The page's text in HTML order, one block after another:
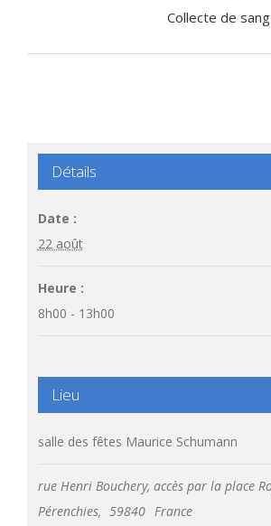
Collecte de sang
Détails
Date :
22 août
Heure :
8h00 - 13h00
Lieu
salle des fêtes Maurice Schumann
rue Henri Bouchery, accès par la place
Pérenchies, 59840 France